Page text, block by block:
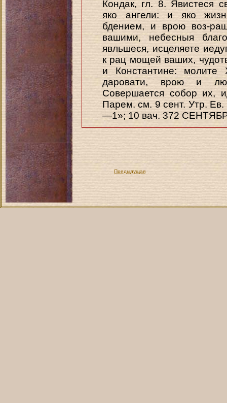
Кондак, гл. 8. Явистеся
яко ангели: и яко
бдением, и врою воз-
вашими, небесныя
явльшеся, исцеляете
к рац мощей ваших,
и Константине: молите
даровати, врою и
Совершается собор их,
Парем. см. 9 сент. Утр.
—1»; 10 вач. 372
Предыдущая